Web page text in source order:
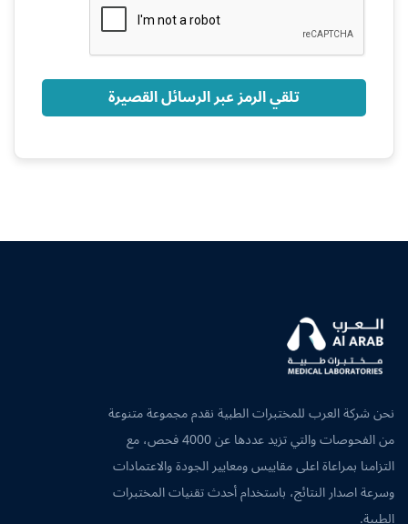
تلقي الرمز عبر الرسائل القصيرة
نحن شركة العرب للمختبرات الطبية نقدم مجموعة متنوعة
من الفحوصات والتي تزيد عددها عن 4000 فحص، مع
التزامنا بمراعاة اعلى مقاييس ومعايير الجودة والاعتمادات
وسرعة اصدار النتائج، باستخدام أحدث تقنيات المختبرات